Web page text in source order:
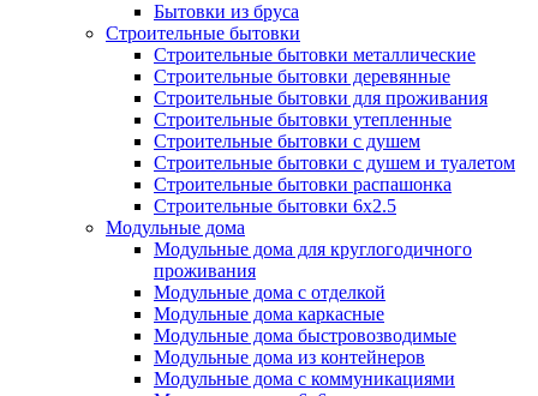
Бытовки из бруса
Строительные бытовки
Строительные бытовки металлические
Строительные бытовки деревянные
Строительные бытовки для проживания
Строительные бытовки утепленные
Строительные бытовки с душем
Строительные бытовки с душем и туалетом
Строительные бытовки распашонка
Строительные бытовки 6x2.5
Модульные дома
Модульные дома для круглогодичного
проживания
Модульные дома с отделкой
Модульные дома каркасные
Модульные дома быстровозводимые
Модульные дома из контейнеров
Модульные дома с коммуникациями